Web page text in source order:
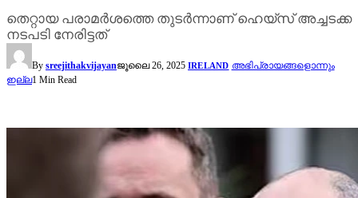
തെറ്റായ പരാമർശത്തെ തുടർന്നാണ് ഹെയ്‌സ് അച്ചടക്ക
നടപടി നേരിട്ടത്
By sreejithakvijayanജൂലൈ 26, 2025 IRELAND അഭിപ്രായങ്ങളൊന്നും
ഇല്ല1 Min Read